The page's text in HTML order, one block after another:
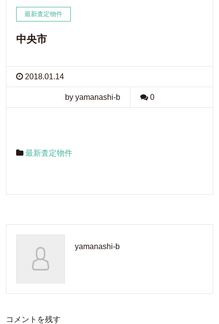
最新査定物件
中央市
2018.01.14
by yamanashi-b 0
最新査定物件
yamanashi-b
コメントを残す